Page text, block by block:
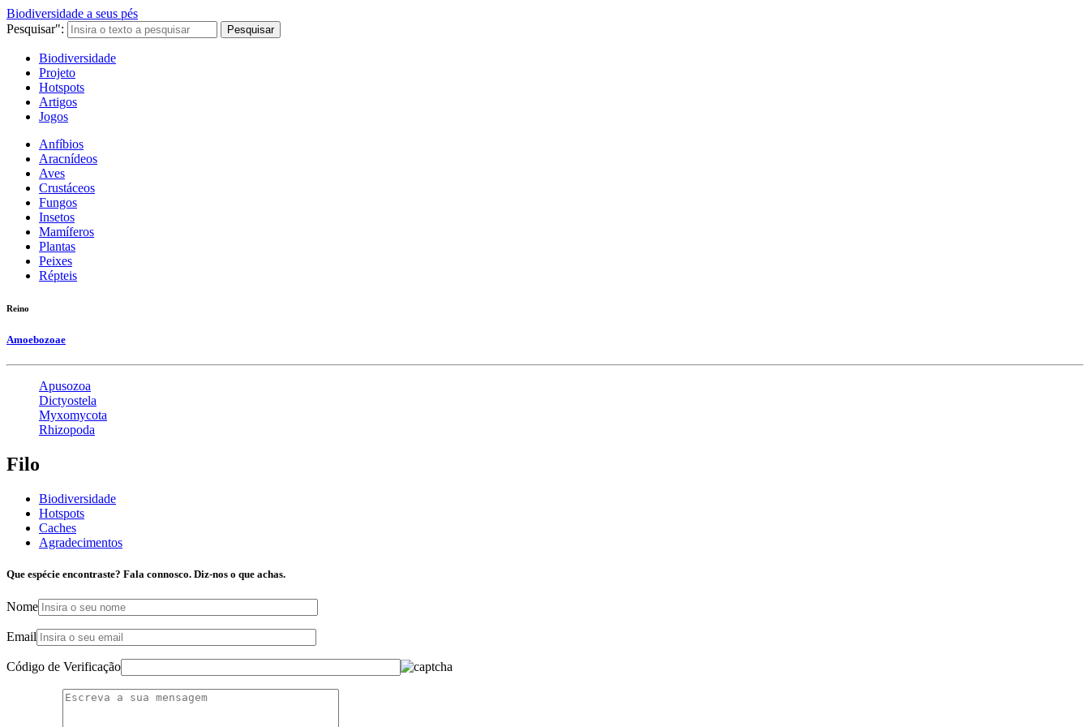
Biodiversidade a seus pés
Pesquisar":
Pesquisar
Biodiversidade
Projeto
Hotspots
Artigos
Jogos
Anfíbios
Aracnídeos
Aves
Crustáceos
Fungos
Insetos
Mamíferos
Plantas
Peixes
Répteis
Reino
Amoebozoae
Apusozoa
Dictyostela
Myxomycota
Rhizopoda
Filo
Biodiversidade
Hotspots
Caches
Agradecimentos
Que espécie encontraste? Fala connosco. Diz-nos o que achas.
Nome
Email
Código de Verificação